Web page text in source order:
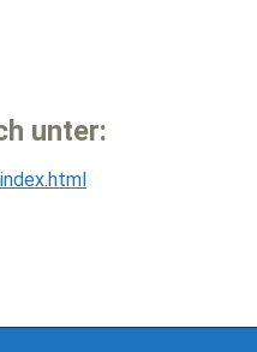
unter: